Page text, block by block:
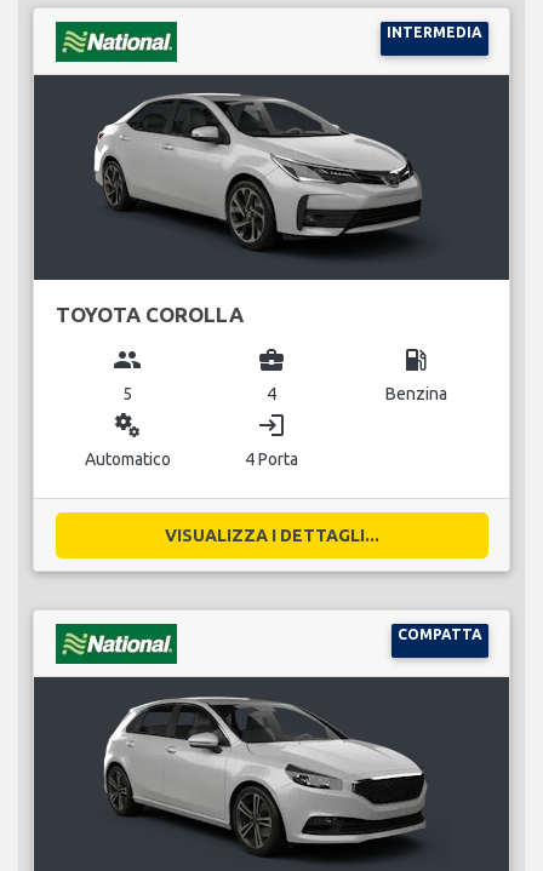
INTERMEDIA
TOYOTA COROLLA
group
5
business_center
4
local_gas_station
Benzina
miscellaneous_services
Automatico
login
4 Porta
VISUALIZZA I DETTAGLI...
COMPATTA